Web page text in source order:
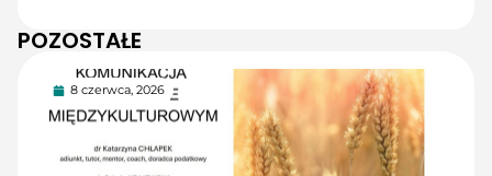
POZOSTAŁE
8 czerwca, 2026